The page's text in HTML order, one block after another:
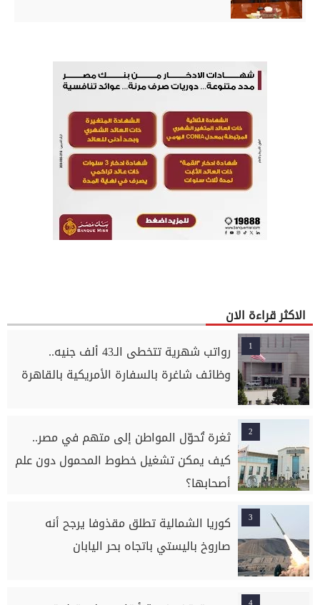
الاكثر قراءة الان
1
رواتب شهرية تتخطى الـ43 ألف جنيه..
وظائف شاغرة بالسفارة الأمريكية بالقاهرة
2
ثغرة تُحوّل المواطن إلى متهم في مصر..
كيف يمكن تشغيل خطوط المحمول دون علم
أصحابها؟
3
كوريا الشمالية تطلق مقذوفا يرجح أنه
صاروخ باليستي باتجاه بحر اليابان